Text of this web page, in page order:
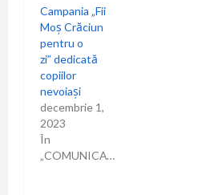
Campania „Fii
Moș Crăciun
pentru o
zi” dedicată
copiilor
nevoiași
decembrie 1,
2023
În
„COMUNICAT”